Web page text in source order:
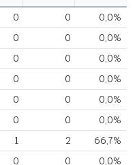
0 0
0,0%
0 0
0,0%
0 0
0,0%
0 0
0,0%
0 0
0,0%
0 0
0,0%
1 2
66,7%
0 0
0,0%